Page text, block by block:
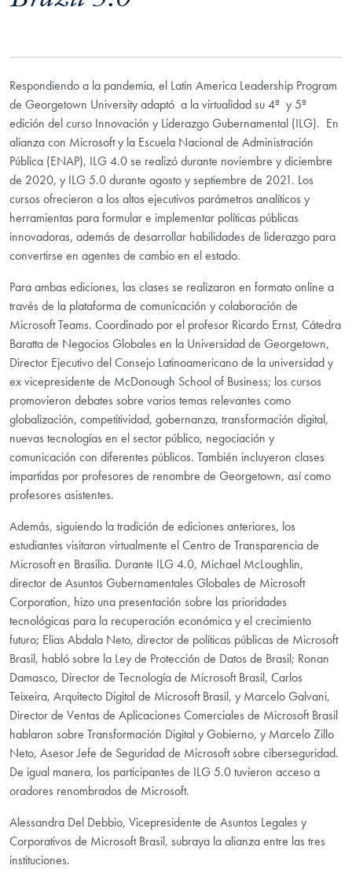
Respondiendo a la pandemia, el Latin America Leadership Program
de Georgetown University adaptó a la virtualidad su 4ª y 5ª
edición del curso Innovación y Liderazgo Gubernamental (ILG). En
alianza con Microsoft y la Escuela Nacional de Administración
Pública (ENAP), ILG 4.0 se realizó durante noviembre y diciembre
de 2020, y ILG 5.0 durante agosto y septiembre de 2021. Los
cursos ofrecieron a los altos ejecutivos parámetros analíticos y
herramientas para formular e implementar políticas públicas
innovadoras, además de desarrollar habilidades de liderazgo para
convertirse en agentes de cambio en el estado.
Para ambas ediciones, las clases se realizaron en formato online a
través de la plataforma de comunicación y colaboración de
Microsoft Teams. Coordinado por el profesor Ricardo Ernst, Cátedra
Baratta de Negocios Globales en la Universidad de Georgetown,
Director Ejecutivo del Consejo Latinoamericano de la universidad y
ex vicepresidente de McDonough School of Business; los cursos
promovieron debates sobre varios temas relevantes como
globalización, competitividad, gobernanza, transformación digital,
nuevas tecnologías en el sector público, negociación y
comunicación con diferentes públicos. También incluyeron clases
impartidas por profesores de renombre de Georgetown, así como
profesores asistentes.
Además, siguiendo la tradición de ediciones anteriores, los
estudiantes visitaron virtualmente el Centro de Transparencia de
Microsoft en Brasilia. Durante ILG 4.0, Michael McLoughlin,
director de Asuntos Gubernamentales Globales de Microsoft
Corporation, hizo una presentación sobre las prioridades
tecnológicas para la recuperación económica y el crecimiento
futuro; Elias Abdala Neto, director de políticas públicas de Microsoft
Brasil, habló sobre la Ley de Protección de Datos de Brasil; Ronan
Damasco, Director de Tecnología de Microsoft Brasil, Carlos
Teixeira, Arquitecto Digital de Microsoft Brasil, y Marcelo Galvani,
Director de Ventas de Aplicaciones Comerciales de Microsoft Brasil
hablaron sobre Transformación Digital y Gobierno, y Marcelo Zillo
Neto, Asesor Jefe de Seguridad de Microsoft sobre ciberseguridad.
De igual manera, los participantes de ILG 5.0 tuvieron acceso a
oradores renombrados de Microsoft.
Alessandra Del Debbio, Vicepresidente de Asuntos Legales y
Corporativos de Microsoft Brasil, subraya la alianza entre las tres
instituciones.